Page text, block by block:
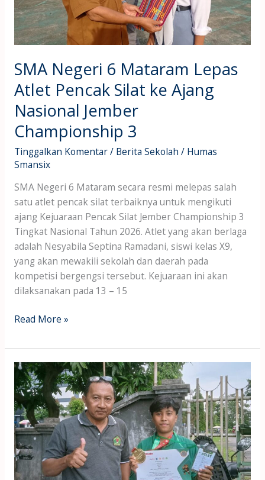
SMA Negeri 6 Mataram Lepas
Atlet Pencak Silat ke Ajang
Nasional Jember
Championship 3
Tinggalkan Komentar/ Berita Sekolah / Humas
Smansix
SMA Negeri 6 Mataram secara resmi melepas salah
satu atlet pencak silat terbaiknya untuk mengikuti
ajang Kejuaraan Pencak Silat Jember Championship 3
Tingkat Nasional Tahun 2026. Atlet yang akan berlaga
adalah Nesyabila Septina Ramadani, siswi kelas X9,
yang akan mewakili sekolah dan daerah pada
kompetisi bergengsi tersebut. Kejuaraan ini akan
dilaksanakan pada 13 – 15
Ajang
Nasional
Jember
3
Read More »
Tim
Pencak
Silat
dan
Karate
SMA
Negeri
6